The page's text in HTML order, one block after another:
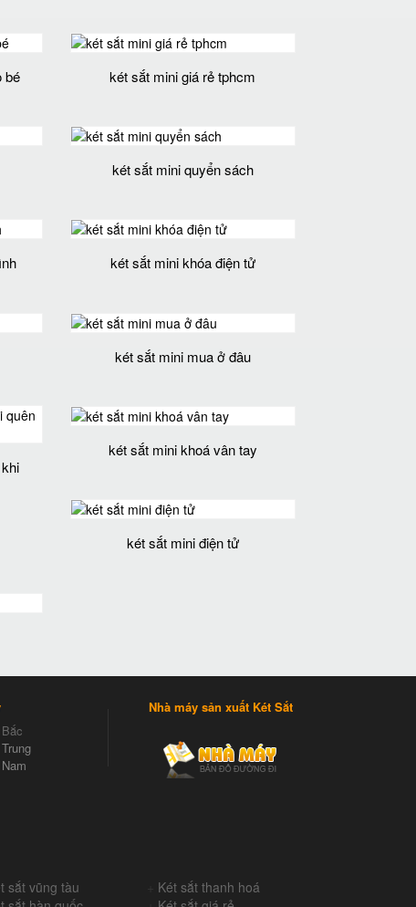
bé két sắt mini giá rẻ tphcm
két sắt mini quyển sách
két sắt mini khóa điện tử
két sắt mini mua ở đâu
két sắt mini khoá vân tay
két sắt mini điện tử
Nhà máy sản xuất Két Sắt
sắt vũng tàu
Két sắt thanh hoá